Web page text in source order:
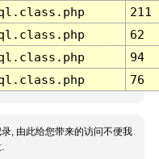
211
62
94
76
, 由此给您带来的访问不便我